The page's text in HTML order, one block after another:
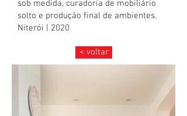
sob medida, curadoria de mobiliário
solto e produção final de ambientes.
Niterói | 2020
< voltar